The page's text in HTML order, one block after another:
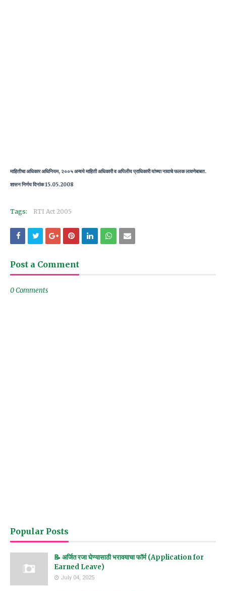
माहितीचा अधिकार अधिनियम, २००५ अन्वये माहिती अधिकारी व अपिलीय प्राधिकारी यांच्या नावाचे फलक लावणेबाबत.
शासन निर्णय दिनांक 15.05.2008
Tags: RTI Act 2005
Post a Comment
0 Comments
Popular Posts
📝 अर्जित रजा घेण्यासाठी भरावयाचा फॉर्म (Application for
Earned Leave)
July 04, 2025